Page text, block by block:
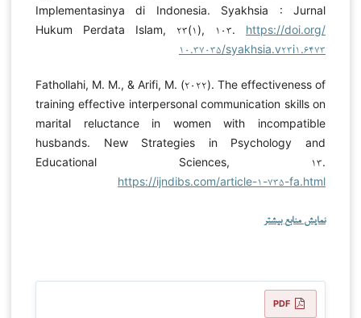
Implementasinya di Indonesia. Syakhsia : Jurnal
Hukum Perdata Islam, ۲۳(۱), ۱۰۳. https://doi.org/
۱۰.۳۷۰۳۵/syakhsia.v۲۳i۱.۶۴۷۳
Fathollahi, M. M., & Arifi, M. (۲۰۲۲). The effectiveness of
training effective interpersonal communication skills on
marital reluctance in women with incompatible
husbands. New Strategies in Psychology and
Educational Sciences, ۱۳.
https://ijndibs.com/article-۱-۷۳۵-fa.html
نمایش منابع بیشتر
PDF